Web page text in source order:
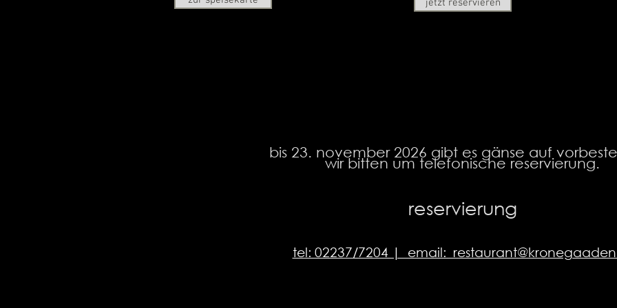
jetzt reservieren
bis 23. november 2026 gibt es gänse auf
wir bitten um telefonische reservierung.
reservierung
tel: 02237/7204 | email: